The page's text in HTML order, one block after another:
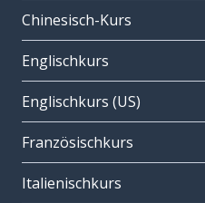
Chinesisch-Kurs
Englischkurs
Englischkurs (US)
Französischkurs
Italienischkurs